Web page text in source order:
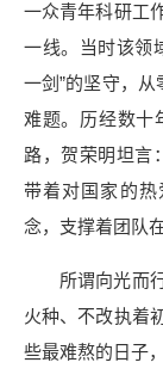
一众青年科研工
一线。当时该领
一剑”的坚守，从
难题。历经数十
路，贺荣明坦言
带着对国家的热
念，支撑着团队
所谓向光而
火种、不改执着
些最难熬的日子